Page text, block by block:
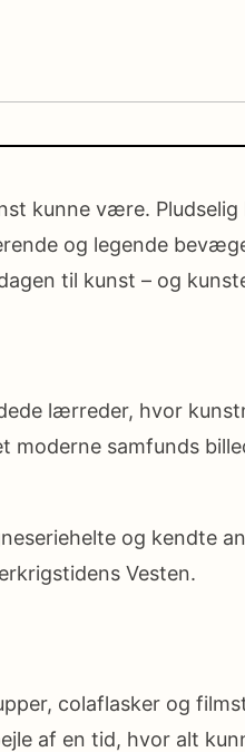
kunne være.
og legende
til kunst – og
lærreder, hvor
moderne samfunds
og kendte
Vesten.
colaflasker og
af en tid, hvor alt